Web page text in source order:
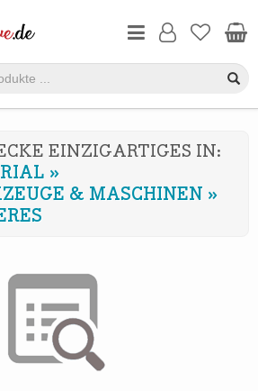
EINZIGARTIGES IN:
»
& MASCHINEN »